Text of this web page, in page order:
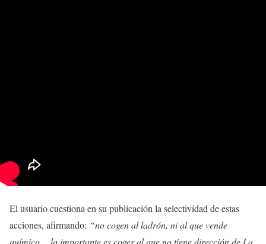
El usuario cuestiona en su publicación la selectividad de estas
acciones, afirmando: “no cogen al ladrón, ni al que vende